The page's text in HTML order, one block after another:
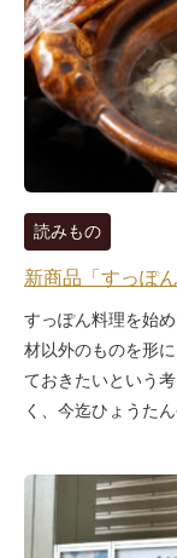
読みもの
新商品「すっぽ
すっぽん料理を始
材以外のものを形
ておきたいという
く、今迄ひょうたん